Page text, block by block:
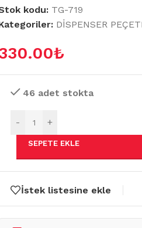
kodu: TG-719
DİSPENSER
₺
46 adet stokta
- +
SEPETE EKLE
İstek listesine ekle